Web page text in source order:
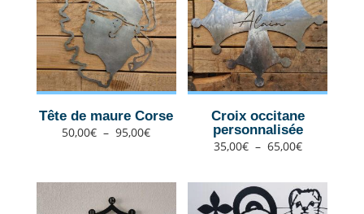
Tête de maure Corse
50,00€ – 95,00€Plage
de
Croix occitane
personnalisée
35,00€ – 65,00€Plage
de